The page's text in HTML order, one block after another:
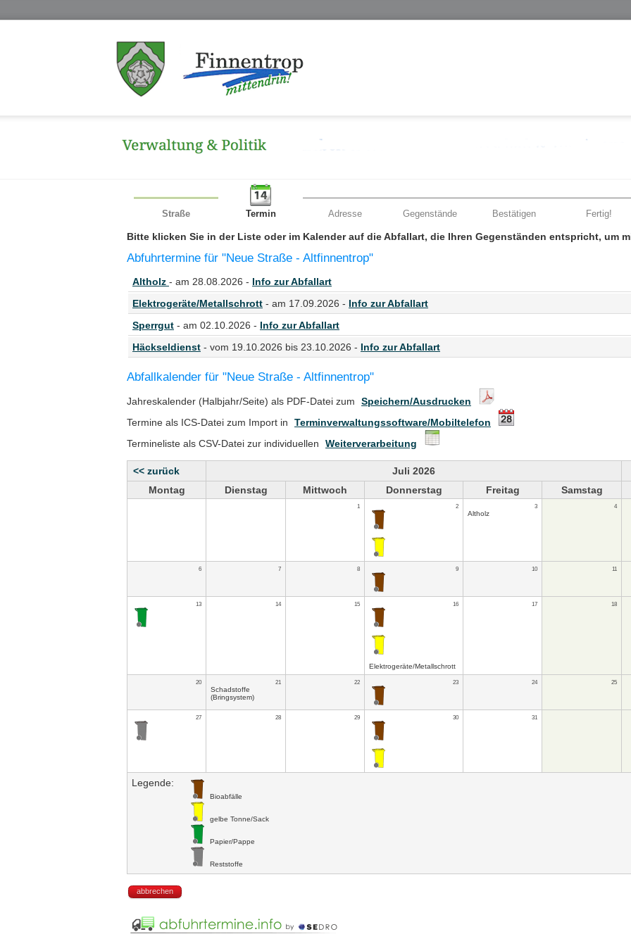
Straße Termin Adresse Gegenstände Bestätigen Fertig!
Bitte klicken Sie in der Liste oder im Kalender auf die Abfallart, die Ihren Gegenständen entspricht, um
Abfuhrtermine für "Neue Straße - Altfinnentrop"
Altholz - am 28.08.2026 - Info zur Abfallart
Elektrogeräte/Metallschrott - am 17.09.2026 - Info zur Abfallart
Sperrgut - am 02.10.2026 - Info zur Abfallart
Häckseldienst - vom 19.10.2026 bis 23.10.2026 - Info zur Abfallart
Abfallkalender für "Neue Straße - Altfinnentrop"
Jahreskalender (Halbjahr/Seite) als PDF-Datei zum
Speichern/Ausdrucken
Termine als ICS-Datei zum Import in
Terminverwaltungssoftware/Mobiltelefon
Termineliste als CSV-Datei zur individuellen
Weiterverarbeitung
<< zurück Juli 2026
Montag
Dienstag Mittwoch Donnerstag Freitag Samstag
1 2 3
Altholz
4
6 7 8 9 10 11
13 14 15 16
Elektrogeräte/Metallschrott
17 18
20 21
Schadstoffe
(Bringsystem)
22 23 24 25
27 28 29 30 31
Legende:
Bioabfälle
gelbe Tonne/Sack
Papier/Pappe
Reststoffe
abbrechen